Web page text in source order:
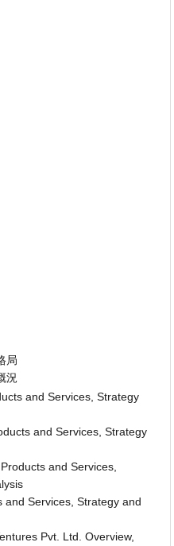
局
況
and Services, Strategy
and Services, Strategy
and Services,
and Services, Strategy and
Pvt. Ltd. Overview,